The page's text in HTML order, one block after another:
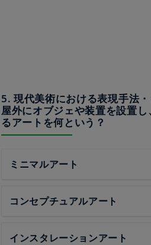
5. 現代美術における表現手法
屋外にオブジェや装置を設置
るアートを何という？
ミニマルアート
コンセプチュアルアート
インスタレーションアート